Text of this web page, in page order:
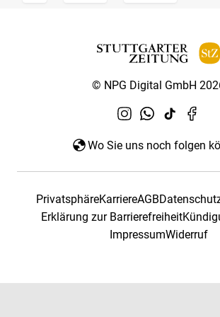
© NPG Digital GmbH
Wo Sie uns noch folgen
PrivatsphäreKarriereAGB
Erklärung zur Barrierefreiheit
ImpressumWiderruf